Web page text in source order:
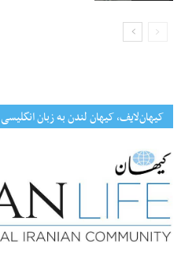
کیهان‌لایف، کیهان لندن به زبان انگلیسی